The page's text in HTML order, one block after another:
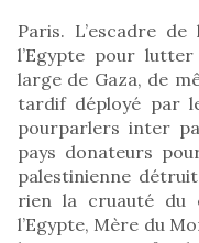
Paris. L’escadre
l’Egypte pour
large de Gaza, de
tardif déployé par
pourparlers inter
pays donateurs
palestinienne
rien la cruauté du
l’Egypte, Mère du